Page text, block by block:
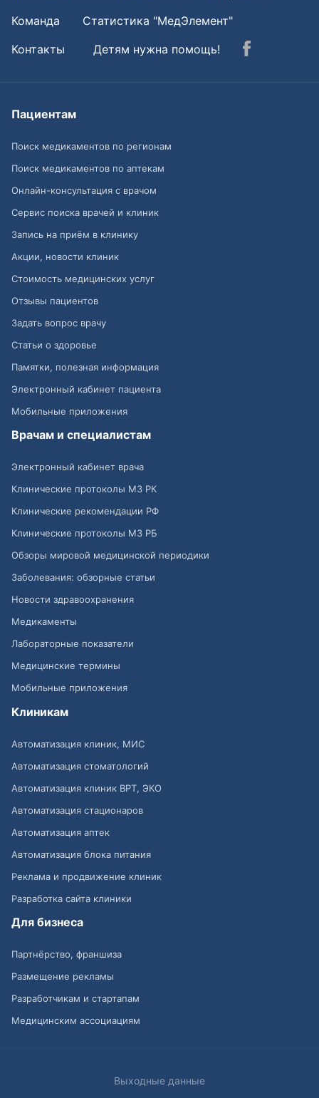
Команда
Статистика "МедЭлемент"
Контакты
Детям нужна помощь!
Пациентам
Поиск медикаментов по регионам
Поиск медикаментов по аптекам
Онлайн-консультация с врачом
Сервис поиска врачей и клиник
Запись на приём в клинику
Акции, новости клиник
Стоимость медицинских услуг
Отзывы пациентов
Задать вопрос врачу
Статьи о здоровье
Памятки, полезная информация
Электронный кабинет пациента
Мобильные приложения
Врачам и специалистам
Электронный кабинет врача
Клинические протоколы МЗ РК
Клинические рекомендации РФ
Клинические протоколы МЗ РБ
Обзоры мировой медицинской периодики
Заболевания: обзорные статьи
Новости здравоохранения
Медикаменты
Лабораторные показатели
Медицинские термины
Мобильные приложения
Клиникам
Автоматизация клиник, МИС
Автоматизация стоматологий
Автоматизация клиник ВРТ, ЭКО
Автоматизация стационаров
Автоматизация аптек
Автоматизация блока питания
Реклама и продвижение клиник
Разработка сайта клиники
Для бизнеса
Партнёрство, франшиза
Размещение рекламы
Разработчикам и стартапам
Медицинским ассоциациям
Выходные данные